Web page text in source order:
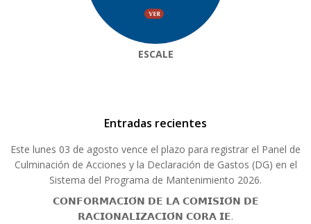
ESCALE
Entradas recientes
Este lunes 03 de agosto vence el plazo para registrar el Panel de
Culminación de Acciones y la Declaración de Gastos (DG) en el
Sistema del Programa de Mantenimiento 2026.
𝗖𝗢𝗡𝗙𝗢𝗥𝗠𝗔𝗖𝗜𝗢́𝗡 𝗗𝗘 𝗟𝗔 𝗖𝗢𝗠𝗜𝗦𝗜𝗢́𝗡 𝗗𝗘
𝗥𝗔𝗖𝗜𝗢𝗡𝗔𝗟𝗜𝗭𝗔𝗖𝗜𝗢́𝗡 𝗖𝗢𝗥𝗔 𝗜𝗘.